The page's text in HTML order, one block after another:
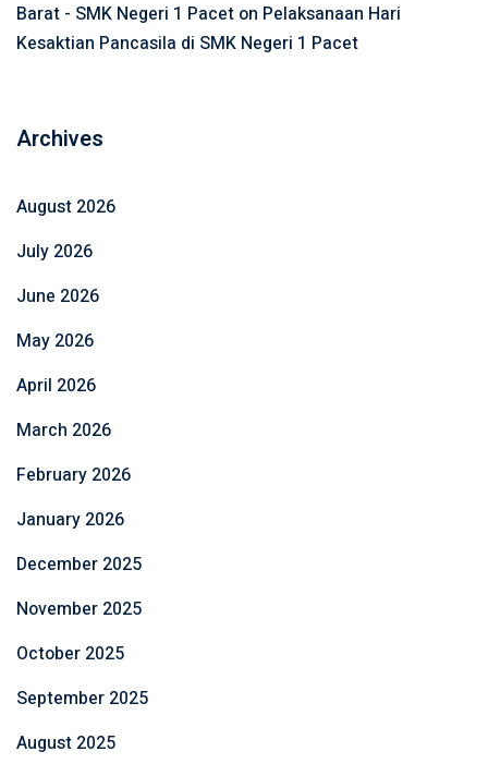
Barat - SMK Negeri 1 Pacet on Pelaksanaan Hari
Kesaktian Pancasila di SMK Negeri 1 Pacet
Archives
August 2026
July 2026
June 2026
May 2026
April 2026
March 2026
February 2026
January 2026
December 2025
November 2025
October 2025
September 2025
August 2025